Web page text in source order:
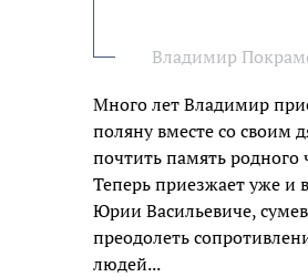
Владимир
Много лет Владимир
поляну вместе со своим
почтить память родного
Теперь приезжает уже и
Юрии Васильевиче,
преодолеть
людей...